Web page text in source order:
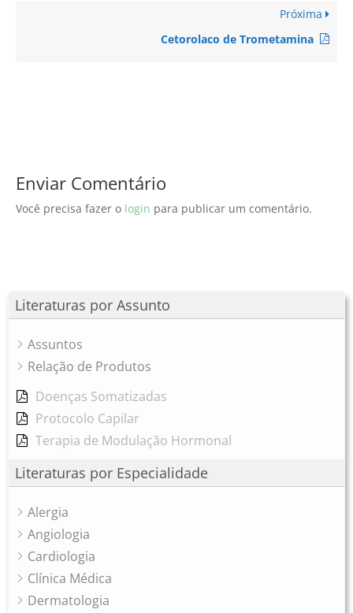
Literaturas por Assunto
Assuntos
Relação de Produtos
Doenças Somatizadas
Protocolo Capilar
Terapia de Modulação Hormonal
Literaturas por Especialidade
Alergia
Angiologia
Cardiologia
Clínica Médica
Dermatologia
Próxima
Cetorolaco de Trometamina
Enviar Comentário
Você precisa fazer o login para publicar um comentário.